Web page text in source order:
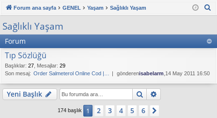
ba
ğl
an
tıl
u
ml
ş
Forum ana sayfa GENEL Yaşam Sağlıklı Yaşam
Sağlıklı Yaşam
Forum
Tıp Sözlüğü
Başlıklar: 27 Mesajlar: 29
Son mesaj: Order Salmeterol Online Cod |… gönderenisabelarm ,14 May 2011 16:50
Yeni Başlık Ara
174 başlık 1 2 3 4 5 6